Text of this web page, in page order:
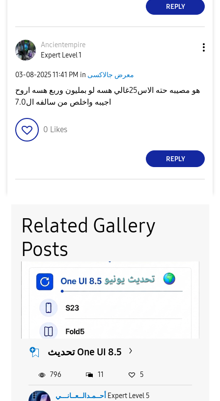
REPLY
Ancientempire
Expert Level 1
‎03-08-202511:41 PM in معرض جالاكسى
هو مصيبه حته الاس25غالي هسه لو بمليون وربع هسه اروح
اجيبه واخلص من سالفه ال7.0
0 Likes
REPLY
Related Gallery
Posts
تحديث One UI 8.5
أحــمـدالــعــانـــي Expert Level 5
796 11 5